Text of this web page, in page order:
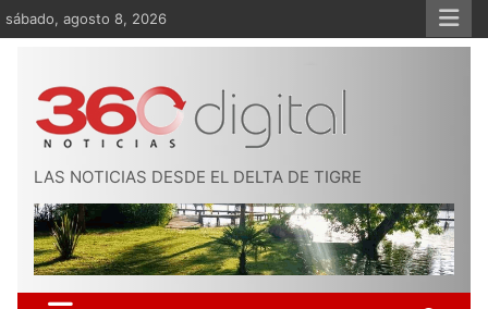
Saltar
al
sábado, agosto 8, 2026
LAS NOTICIAS DESDE EL DELTA DE TIGRE